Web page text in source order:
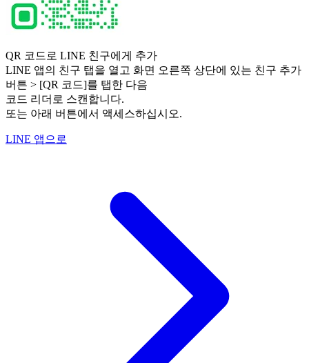
QR 코드로 LINE 친구에게 추가
LINE 앱의 친구 탭을 열고 화면 오른쪽 상단에 있는 친구 추가
버튼 > [QR 코드]를 탭한 다음
코드 리더로 스캔합니다.
또는 아래 버튼에서 액세스하십시오.
LINE 앱으로